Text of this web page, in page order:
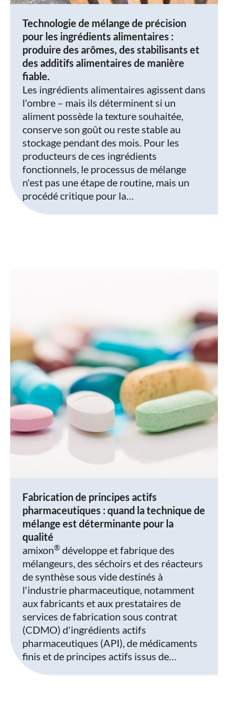
Technologie de mélange de précision
pour les ingrédients alimentaires :
produire des arômes, des stabilisants et
des additifs alimentaires de manière
fiable.
Les ingrédients alimentaires agissent dans
l'ombre – mais ils déterminent si un
aliment possède la texture souhaitée,
conserve son goût ou reste stable au
stockage pendant des mois. Pour les
producteurs de ces ingrédients
fonctionnels, le processus de mélange
n'est pas une étape de routine, mais un
procédé critique pour la…
Fabrication de principes actifs
pharmaceutiques : quand la technique de
mélange est déterminante pour la
qualité
amixon® développe et fabrique des
mélangeurs, des séchoirs et des réacteurs
de synthèse sous vide destinés à
l'industrie pharmaceutique, notamment
aux fabricants et aux prestataires de
services de fabrication sous contrat
(CDMO) d'ingrédients actifs
pharmaceutiques (API), de médicaments
finis et de principes actifs issus de…